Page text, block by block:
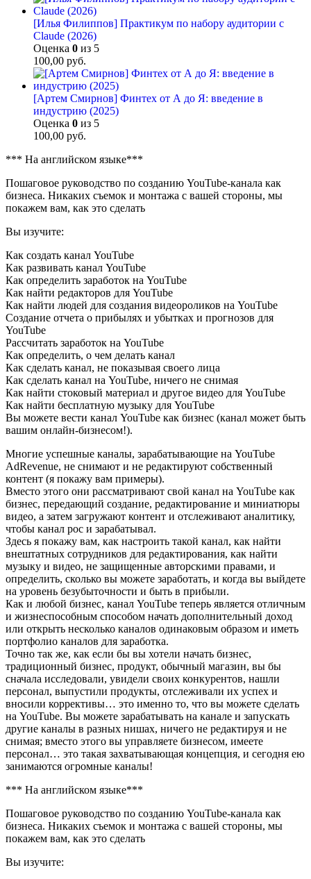
[Илья Филиппов] Практикум по набору аудитории с
Claude (2026)
Оценка 0 из 5
100,00 руб.
[Артем Смирнов] Финтех от А до Я: введение в
индустрию (2025)
Оценка 0 из 5
100,00 руб.
*** На английском языке***
Пошаговое руководство по созданию YouTube-канала как
бизнеса. Никаких съемок и монтажа с вашей стороны, мы
покажем вам, как это сделать
Вы изучите:
Как создать канал YouTube
Как развивать канал YouTube
Как определить заработок на YouTube
Как найти редакторов для YouTube
Как найти людей для создания видеороликов на YouTube
Создание отчета о прибылях и убытках и прогнозов для
YouTube
Рассчитать заработок на YouTube
Как определить, о чем делать канал
Как сделать канал, не показывая своего лица
Как сделать канал на YouTube, ничего не снимая
Как найти стоковый материал и другое видео для YouTube
Как найти бесплатную музыку для YouTube
Вы можете вести канал YouTube как бизнес (канал может быть
вашим онлайн-бизнесом!).
Многие успешные каналы, зарабатывающие на YouTube
AdRevenue, не снимают и не редактируют собственный
контент (я покажу вам примеры).
Вместо этого они рассматривают свой канал на YouTube как
бизнес, передающий создание, редактирование и миниатюры
видео, а затем загружают контент и отслеживают аналитику,
чтобы канал рос и зарабатывал.
Здесь я покажу вам, как настроить такой канал, как найти
внештатных сотрудников для редактирования, как найти
музыку и видео, не защищенные авторскими правами, и
определить, сколько вы можете заработать, и когда вы выйдете
на уровень безубыточности и быть в прибыли.
Как и любой бизнес, канал YouTube теперь является отличным
и жизнеспособным способом начать дополнительный доход
или открыть несколько каналов одинаковым образом и иметь
портфолио каналов для заработка.
Точно так же, как если бы вы хотели начать бизнес,
традиционный бизнес, продукт, обычный магазин, вы бы
сначала исследовали, увидели своих конкурентов, нашли
персонал, выпустили продукты, отслеживали их успех и
вносили коррективы… это именно то, что вы можете сделать
на YouTube. Вы можете зарабатывать на канале и запускать
другие каналы в разных нишах, ничего не редактируя и не
снимая; вместо этого вы управляете бизнесом, имеете
персонал… это такая захватывающая концепция, и сегодня ею
занимаются огромные каналы!
*** На английском языке***
Пошаговое руководство по созданию YouTube-канала как
бизнеса. Никаких съемок и монтажа с вашей стороны, мы
покажем вам, как это сделать
Вы изучите: